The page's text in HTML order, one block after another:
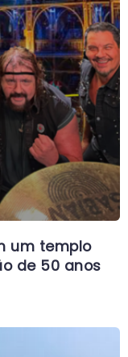
um templo
de 50 anos